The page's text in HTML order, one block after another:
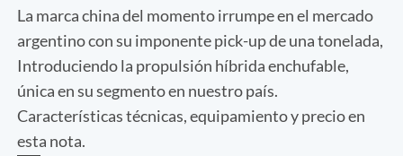
La marca china del momento irrumpe en el mercado
argentino con su imponente pick-up de una tonelada,
Introduciendo la propulsión híbrida enchufable,
única en su segmento en nuestro país.
Características técnicas, equipamiento y precio en
esta nota.